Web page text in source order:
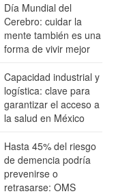
Día Mundial del
Cerebro: cuidar la
mente también es una
forma de vivir mejor
Capacidad industrial y
logística: clave para
garantizar el acceso a
la salud en México
Hasta 45% del riesgo
de demencia podría
prevenirse o
retrasarse: OMS